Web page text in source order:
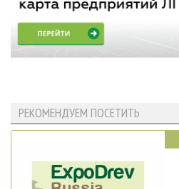
РЕКОМЕНДУЕМ ПОСЕТИТЬ